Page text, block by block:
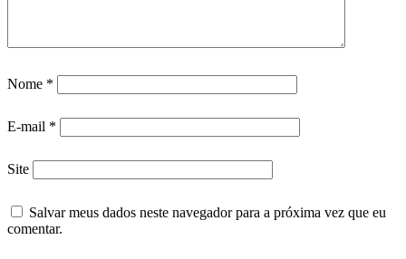
Nome *
E-mail *
Site
Salvar meus dados neste navegador para a próxima vez que eu
comentar.